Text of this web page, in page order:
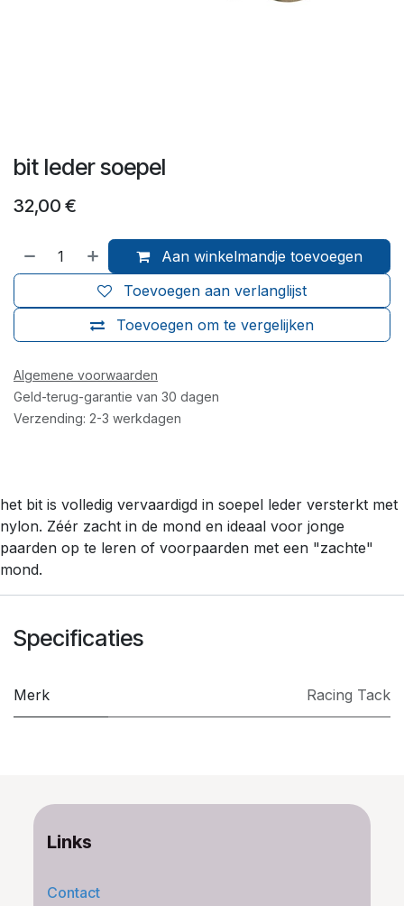
bit leder soepel
32,00 €
Aan winkelmandje toevoegen
Toevoegen om te vergelijken
Toevoegen aan verlanglijst
Algemene voorwaarden
Geld-terug-garantie van 30 dagen
Verzending: 2-3 werkdagen
het bit is volledig vervaardigd in soepel leder versterkt met
nylon. Zéér zacht in de mond en ideaal voor jonge
paarden op te leren of voorpaarden met een "zachte"
mond.
Specificaties
Merk ​Racing Tack
Links
Contact